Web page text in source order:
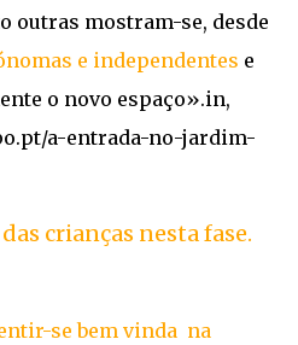
outras mostram-se, desde
e independentes e
o novo espaço».in,
a-entrada-no-jardim-
crianças nesta fase.
se bem vinda na